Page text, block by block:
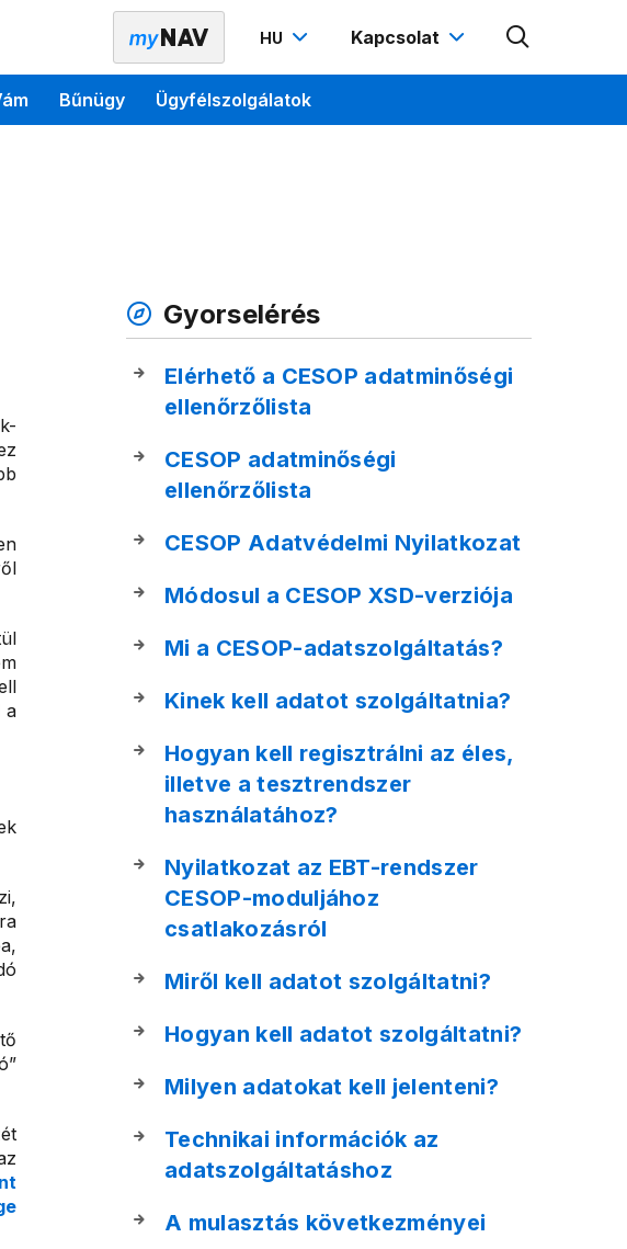
HU Kapcsolat
Bűnügy Ügyfélszolgálatok
a
Gyorselérés
Elérhető a CESOP adatminőségi
ellenőrzőlista
CESOP adatminőségi
ellenőrzőlista
CESOP Adatvédelmi Nyilatkozat
Módosul a CESOP XSD-verziója
Mi a CESOP-adatszolgáltatás?
Kinek kell adatot szolgáltatnia?
Hogyan kell regisztrálni az éles,
illetve a tesztrendszer
használatához?
Nyilatkozat az EBT-rendszer
CESOP-moduljához
csatlakozásról
Miről kell adatot szolgáltatni?
Hogyan kell adatot szolgáltatni?
Milyen adatokat kell jelenteni?
Technikai információk az
adatszolgáltatáshoz
A mulasztás következményei